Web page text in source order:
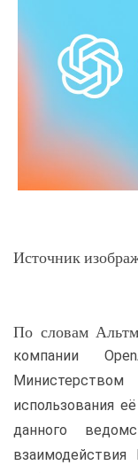
Источник
По словам
компании
использования
данного